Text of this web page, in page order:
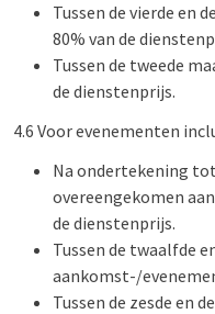
Tussen de vierde en
80% van de
Tussen de tweede
de dienstenprijs.
4.6 Voor evenementen
Na ondertekening
overeengekomen
de dienstenprijs.
Tussen de twaalfde
aankomst-/
Tussen de zesde en